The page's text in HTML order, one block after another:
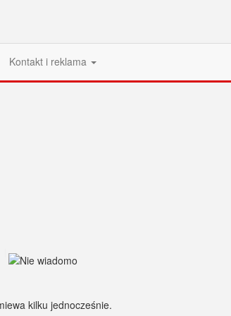
Kontakt i reklama